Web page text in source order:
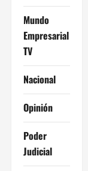
Mundo
Empresarial
TV
Nacional
Opinión
Poder
Judicial